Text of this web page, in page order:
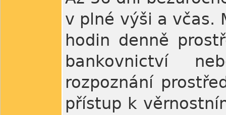
v plné výši a včas.
hodin denně
bankovnictví
rozpoznání
přístup k